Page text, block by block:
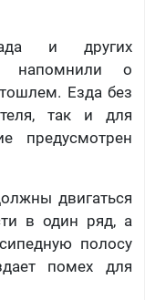
и других
напомнили о
Езда без
так и для
предусмотрен
двигаться
в один ряд, а
полосу
помех для